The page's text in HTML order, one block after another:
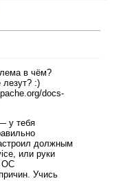
в чём?
лезут? :)
docs-
у тебя
должным
или руки
ОС
Учись